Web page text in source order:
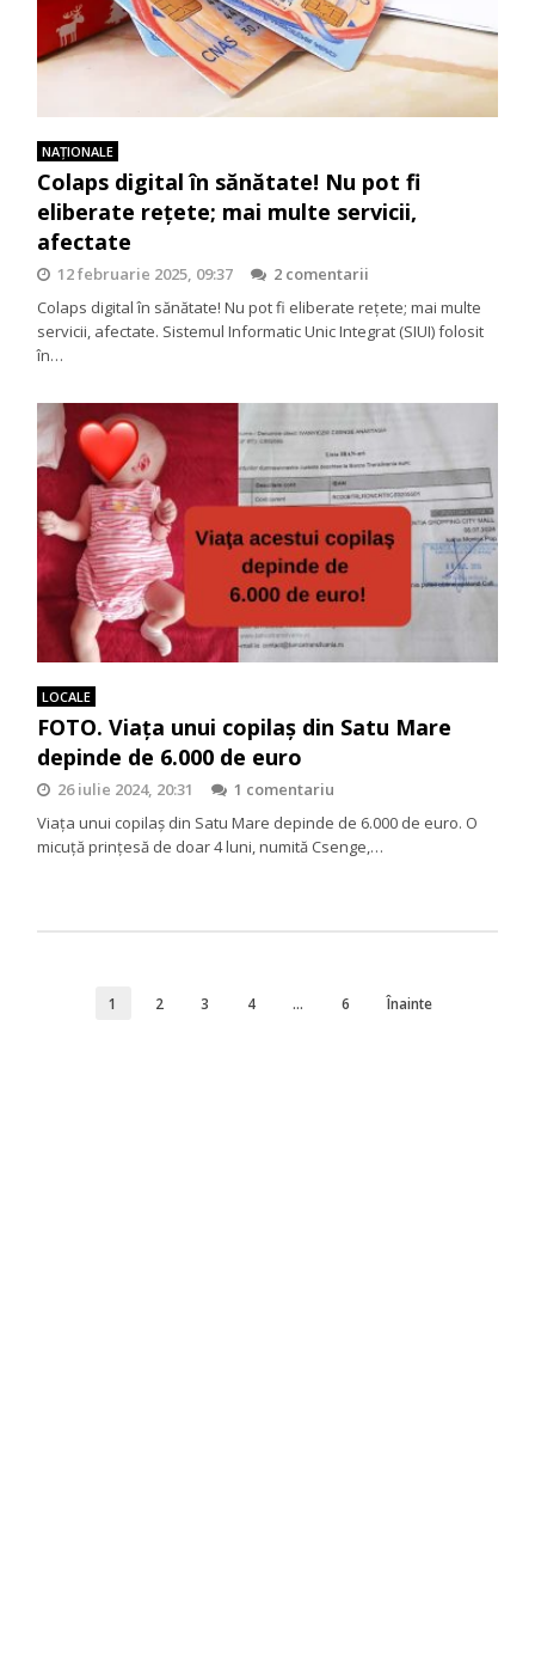
NAŢIONALE
Colaps digital în sănătate! Nu pot fi
eliberate rețete; mai multe servicii,
afectate
12 februarie 2025, 09:37
2 comentarii
Colaps digital în sănătate! Nu pot fi eliberate rețete; mai multe
servicii, afectate. Sistemul Informatic Unic Integrat (SIUI) folosit
în…
LOCALE
FOTO. Viața unui copilaș din Satu Mare
depinde de 6.000 de euro
26 iulie 2024, 20:31
1 comentariu
Viața unui copilaș din Satu Mare depinde de 6.000 de euro. O
micuță prințesă de doar 4 luni, numită Csenge,…
1 2 3 4 … 6 Înainte